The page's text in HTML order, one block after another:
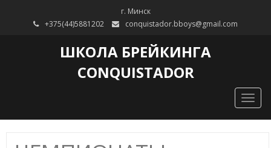
г. Минск
+375(44)5881202
conquistador.bboys@gmail.com
ШКОЛА БРЕЙКИНГА
CONQUISTADOR